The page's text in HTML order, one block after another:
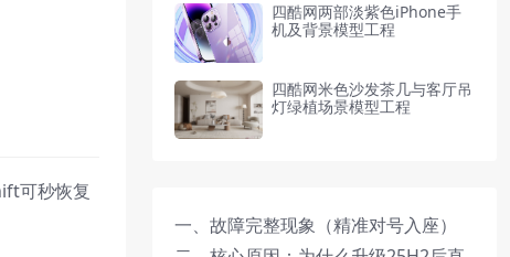
可秒恢复
四酷网两部淡紫色iPhone手
机及背景模型工程
四酷网米色沙发茶几与客厅吊
灯绿植场景模型工程
一、故障完整现象（精准对号入座）